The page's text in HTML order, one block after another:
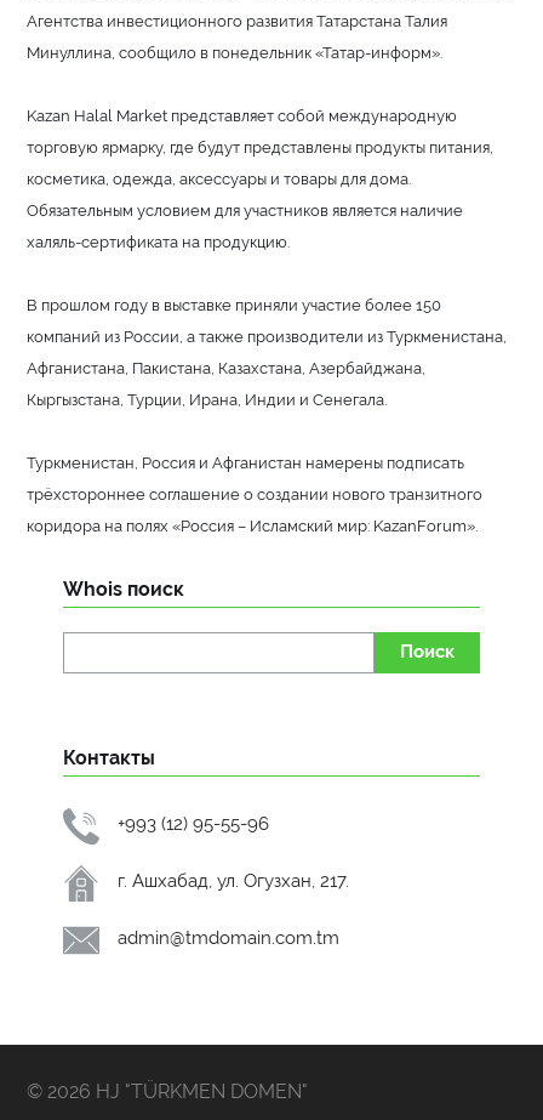
Агентства инвестиционного развития Татарстана Талия
Минуллина, сообщило в понедельник «Татар-информ».
Kazan Halal Market представляет собой международную
торговую ярмарку, где будут представлены продукты питания,
косметика, одежда, аксессуары и товары для дома.
Обязательным условием для участников является наличие
халяль-сертификата на продукцию.
В прошлом году в выставке приняли участие более 150
компаний из России, а также производители из Туркменистана,
Афганистана, Пакистана, Казахстана, Азербайджана,
Кыргызстана, Турции, Ирана, Индии и Сенегала.
Туркменистан, Россия и Афганистан намерены подписать
трёхстороннее соглашение о создании нового транзитного
коридора на полях «Россия – Исламский мир: KazanForum».
Whois поиск
Поиск
Контакты
+993 (12) 95-55-96
г. Ашхабад, ул. Огузхан, 217.
admin@tmdomain.com.tm
© 2026 HJ "TÜRKMEN DOMEN"